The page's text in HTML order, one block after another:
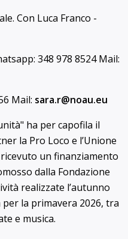
Con Luca Franco -
348 978 8524 Mail:
Mail: sara.r@noau.eu
ha per capofila il
la Pro Loco e l’Unione
un finanziamento
dalla Fondazione
realizzate l’autunno
la primavera 2026, tra
e musica.